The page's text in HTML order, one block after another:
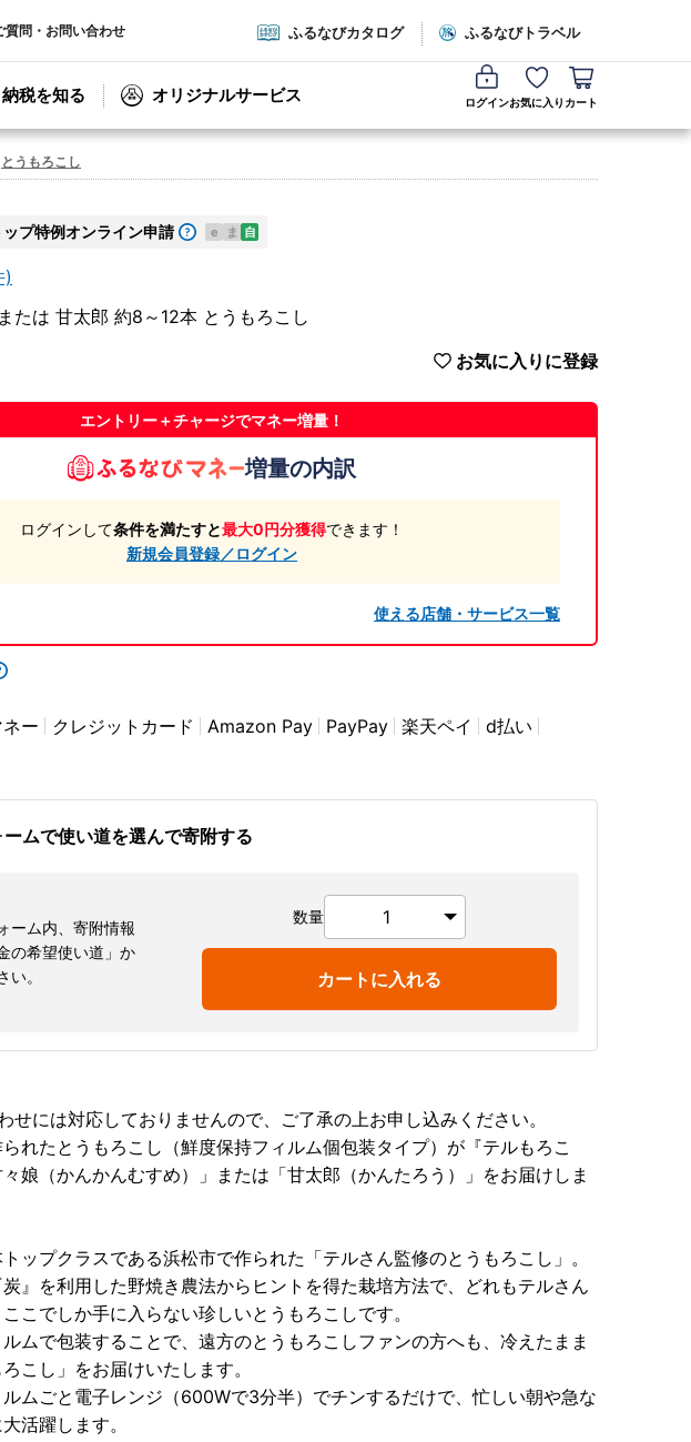
質問・お問い合わせ ふるなびカタログ ふるなびトラベル
税を知る オリジナルサービス ログインお気に入り カート
とうもろこし
プ特例オンライン申請 e ま 自
)
たは 甘太郎 約8～12本 とうもろこし
お気に入りに登録
エントリー＋チャージでマネー増量！
増量の内訳
ログインして条件を満たすと最大0円分獲得できます！
新規会員登録／ログイン
使える店舗・サービス一覧
ー クレジットカード Amazon Pay PayPay 楽天ペイ
d払い
ムで使い道を選んで寄附する
ーム内、寄附情報
の希望使い道」か
い。
数量
カートに入れる
せには対応しておりませんので、ご了承の上お申し込みください。
れたとうもろこし（鮮度保持フィルム個包装タイプ）が『テルもろこ
娘（かんかんむすめ）」または「甘太郎（かんたろう）」をお届けしま
ップクラスである浜松市で作られた「テルさん監修のとうもろこし」。
』を利用した野焼き農法からヒントを得た栽培方法で、どれもテルさん
こでしか手に入らない珍しいとうもろこしです。
ムで包装することで、遠方のとうもろこしファンの方へも、冷えたまま
こし」をお届けいたします。
ムごと電子レンジ（600Wで3分半）でチンするだけで、忙しい朝や急な
活躍します。